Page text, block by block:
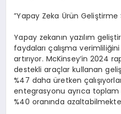
”Yapay Zeka Ürün Geliştirme
Yapay zekanın yazılım
faydaları çalışma
artırıyor. McKinsey’in 2024
destekli araçlar kullanan
%47 daha üretken
entegrasyonu ayrıca
%40 oranında